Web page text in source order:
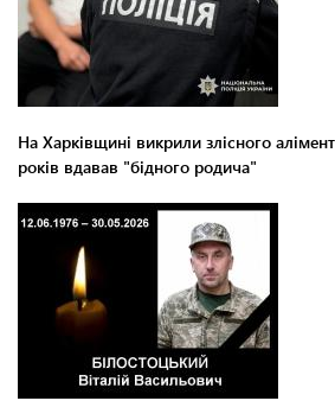
На Харківщині викрили злісного
років вдавав "бідного родича"